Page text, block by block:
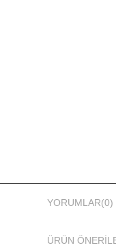
dokuma mayo
YORUMLAR(0)
ÜRÜN